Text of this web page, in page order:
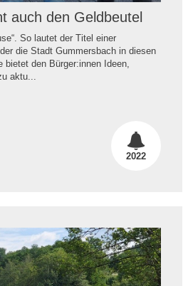
auch den Geldbeutel
So lautet der Titel einer
die Stadt Gummersbach in diesen
bietet den Bürger:innen Ideen,
aktu...
2022